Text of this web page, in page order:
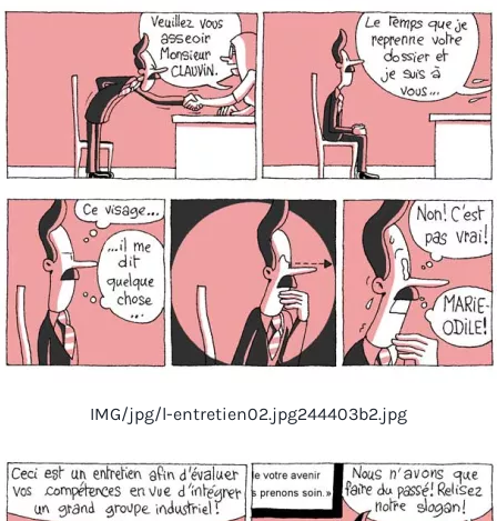
IMG/jpg/l-entretien02.jpg244403b2.jpg